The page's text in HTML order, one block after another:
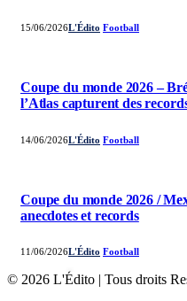
15/06/2026L'Édito Football
Coupe du monde 2026 –
l’Atlas capturent des
14/06/2026L'Édito Football
Coupe du monde 2026 /
anecdotes et records
11/06/2026L'Édito Football
© 2026 L'Édito | Tous droits